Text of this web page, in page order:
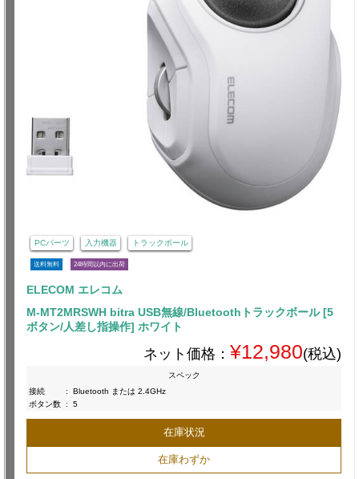
PCパーツ 入力機器 トラックボール
送料無料 24時間以内に出荷
ELECOM エレコム
M-MT2MRSWH bitra USB無線/Bluetoothトラックボール [5
ボタン/人差し指操作] ホワイト
ネット価格： ¥12,980(税込)
スペック
接続
:
Bluetooth または 2.4GHz
ボタン数 : 5
在庫状況
在庫わずか